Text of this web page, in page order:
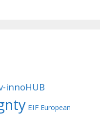
innoHUB
EIF European